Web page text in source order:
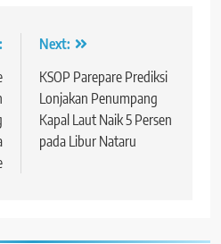
Next:
KSOP Parepare Prediksi
Lonjakan Penumpang
Kapal Laut Naik 5 Persen
pada Libur Nataru